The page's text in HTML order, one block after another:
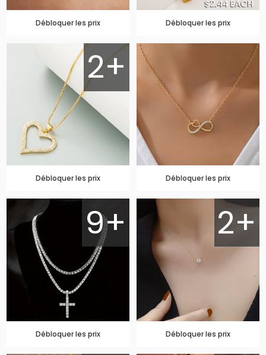
Débloquer les prix Débloquer les prix
2+
Débloquer les prix Débloquer les prix
9+
Débloquer les prix
2+
Débloquer les prix